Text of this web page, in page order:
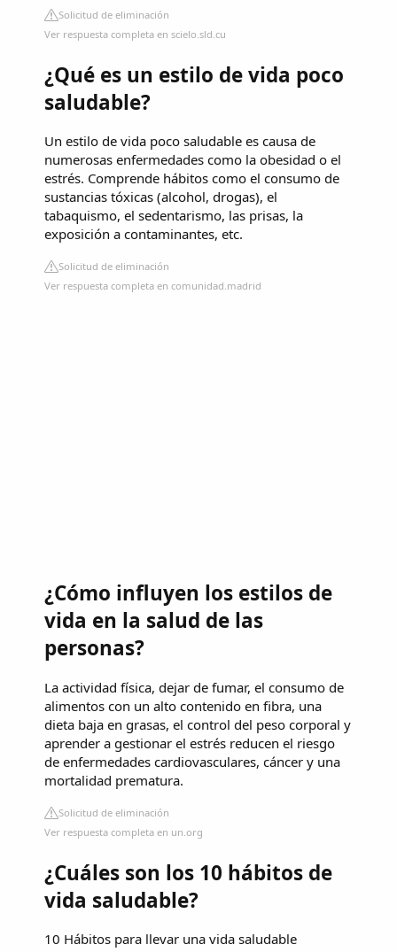
Solicitud de eliminación
Ver respuesta completa en scielo.sld.cu
¿Qué es un estilo de vida poco
saludable?
Un estilo de vida poco saludable es causa de
numerosas enfermedades como la obesidad o el
estrés. Comprende hábitos como el consumo de
sustancias tóxicas (alcohol, drogas), el
tabaquismo, el sedentarismo, las prisas, la
exposición a contaminantes, etc.
Solicitud de eliminación
Ver respuesta completa en comunidad.madrid
¿Cómo influyen los estilos de
vida en la salud de las
personas?
La actividad física, dejar de fumar, el consumo de
alimentos con un alto contenido en fibra, una
dieta baja en grasas, el control del peso corporal y
aprender a gestionar el estrés reducen el riesgo
de enfermedades cardiovasculares, cáncer y una
mortalidad prematura.
Solicitud de eliminación
Ver respuesta completa en un.org
¿Cuáles son los 10 hábitos de
vida saludable?
10 Hábitos para llevar una vida saludable